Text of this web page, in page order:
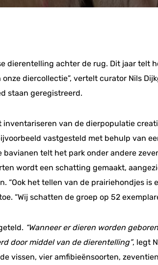
achter de rug. Dit jaar telt
diercollectie”, vertelt curator Nils
staan geregistreerd.
inventariseren van de dierpopulatie
vastgesteld met behulp van
telt het park onder andere
wordt een schatting gemaakt,
“Ook het tellen van de prairiehondjes is
“Wij schatten de groep op 52
“Wanneer er dieren worden
door middel van de dierentelling”, legt
vissen, vier amfibieënsoorten,